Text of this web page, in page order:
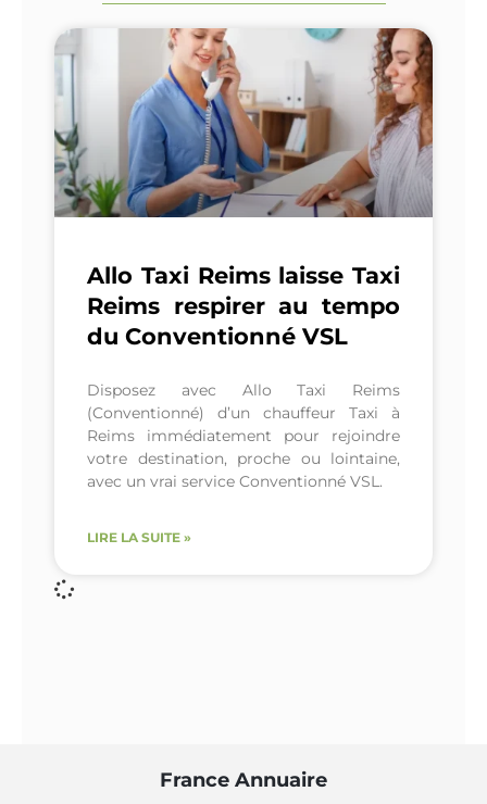
Allo Taxi Reims laisse Taxi
Reims respirer au tempo
du Conventionné VSL
Disposez avec Allo Taxi Reims
(Conventionné) d’un chauffeur Taxi à
Reims immédiatement pour rejoindre
votre destination, proche ou lointaine,
avec un vrai service Conventionné VSL.
LIRE LA SUITE »
France Annuaire